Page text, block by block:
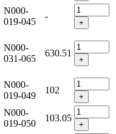
N000-
019-045
-
+
N000-
031-065
630.51
+
N000-
019-049
102
+
N000-
019-050
103.05
+